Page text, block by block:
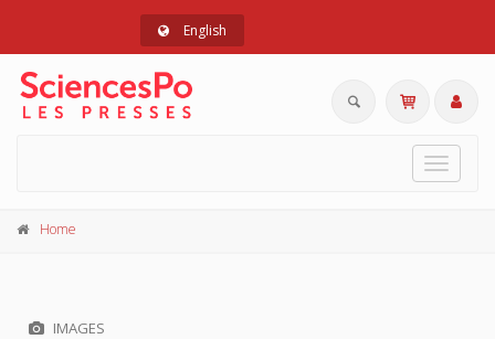
English
Toggle
Home
IMAGES